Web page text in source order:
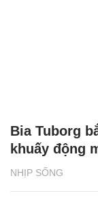
NHỊP SỐNG
Bia Tuborg
khuấy động